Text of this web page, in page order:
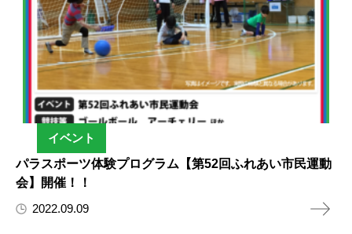
イベント
パラスポーツ体験プログラム【第52回ふれあい市民運動
会】開催！！
2022.09.09